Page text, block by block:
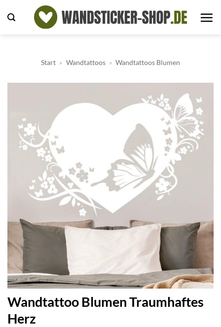
Inhalt
Start » Wandtattoos » Wandtattoos Blumen
Wandtattoo Blumen Traumhaftes
Herz